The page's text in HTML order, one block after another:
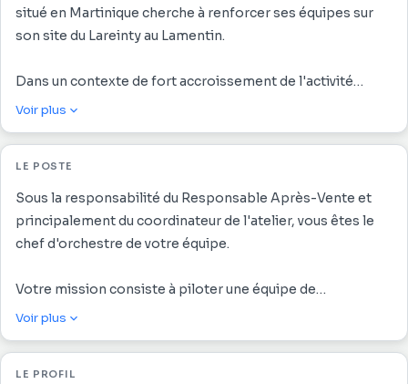
situé en Martinique cherche à renforcer ses équipes sur
son site du Lareinty au Lamentin.
Dans un contexte de fort accroissement de l'activité
entretien et réparation des véhicules, nous recrutons
Voir plus
LE POSTE
Sous la responsabilité du Responsable Après-Vente et
principalement du coordinateur de l'atelier, vous êtes le
chef d'orchestre de votre équipe.
Votre mission consiste à piloter une équipe de
mécaniciens pour garantir une qualité de service
Vos principales responsabilités :
Voir plus
LE PROFIL